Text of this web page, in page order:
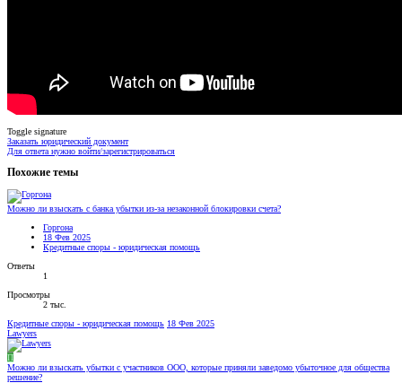
Toggle signature
Заказать юридический документ
Для ответа нужно войти/зарегистрироваться
Похожие темы
Можно ли взыскать с банка убытки из-за незаконной блокировки счета?
Горгона
18 Фев 2025
Кредитные споры - юридическая помощь
Ответы
1
Просмотры
2 тыс.
Кредитные споры - юридическая помощь 18 Фев 2025
Lawyers
П
Можно ли взыскать убытки с участников ООО, которые приняли заведомо убыточное для общества
решение?